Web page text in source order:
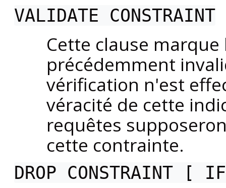
VALIDATE CONSTRAINT
Cette clause
précédemment
vérification n'est
véracité de cette
requêtes
cette contrainte.
DROP CONSTRAINT [